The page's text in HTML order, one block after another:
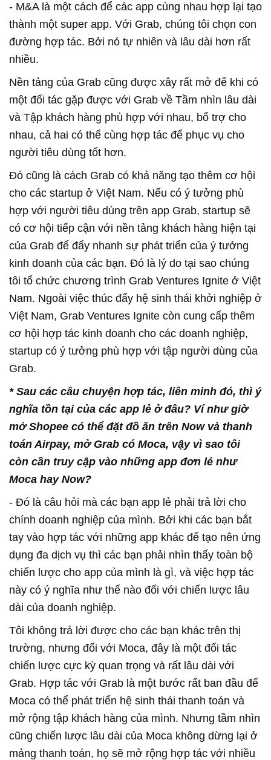
- M&A là một cách để các app cùng nhau hợp lại tạo
thành một super app. Với Grab, chúng tôi chọn con
đường hợp tác. Bởi nó tự nhiên và lâu dài hơn rất
nhiều.
Nền tảng của Grab cũng được xây rất mở để khi có
một đối tác gặp được với Grab về Tầm nhìn lâu dài
và Tập khách hàng phù hợp với nhau, bổ trợ cho
nhau, cả hai có thể cùng hợp tác để phục vụ cho
người tiêu dùng tốt hơn.
Đó cũng là cách Grab có khả năng tạo thêm cơ hội
cho các startup ở Việt Nam. Nếu có ý tưởng phù
hợp với người tiêu dùng trên app Grab, startup sẽ
có cơ hội tiếp cận với nền tảng khách hàng hiện tại
của Grab để đẩy nhanh sự phát triển của ý tưởng
kinh doanh của các bạn. Đó là lý do tại sao chúng
tôi tổ chức chương trình Grab Ventures Ignite ở Việt
Nam. Ngoài việc thúc đẩy hệ sinh thái khởi nghiệp ở
Việt Nam, Grab Ventures Ignite còn cung cấp thêm
cơ hội hợp tác kinh doanh cho các doanh nghiệp,
startup có ý tưởng phù hợp với tập người dùng của
Grab.
* Sau các câu chuyện hợp tác, liên minh đó, thì ý
nghĩa tồn tại của các app lẻ ở đâu? Ví như giờ
mở Shopee có thể đặt đồ ăn trên Now và thanh
toán Airpay, mở Grab có Moca, vậy vì sao tôi
còn cần truy cập vào những app đơn lẻ như
Moca hay Now?
- Đó là câu hỏi mà các bạn app lẻ phải trả lời cho
chính doanh nghiệp của mình. Bởi khi các bạn bắt
tay vào hợp tác với những app khác để tạo nên ứng
dụng đa dịch vụ thì các bạn phải nhìn thấy toàn bộ
chiến lược cho app của mình là gì, và việc hợp tác
này có ý nghĩa như thế nào đối với chiến lược lâu
dài của doanh nghiệp.
Tôi không trả lời được cho các bạn khác trên thị
trường, nhưng đối với Moca, đây là một đối tác
chiến lược cực kỳ quan trọng và rất lâu dài với
Grab. Hợp tác với Grab là một bước rất ban đầu để
Moca có thể phát triển hệ sinh thái thanh toán và
mở rộng tập khách hàng của mình. Nhưng tầm nhìn
cũng chiến lược lâu dài của Moca không dừng lại ở
mảng thanh toán, họ sẽ mở rộng hợp tác với nhiều